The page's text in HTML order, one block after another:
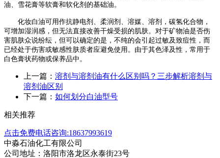
油、雪花膏等软膏和软化剂的基础油。
化妆白油可用作抗静电剂、柔润剂、溶媒、溶剂，碳氢化合物，
可增加湿润感，但无法直接改善干燥受损的肌肤。对于矿物油是否伤
害肌肤众说纷纭，但可以确定的是，不纯的会引起过敏及致痘性，而
已经处于伤害或敏感性肤质者应避免使用。由于其色泽及性，常用于
白色膏状药物或保养品中。
上一篇： 溶剂与溶剂油有什么区别吗？三步解析溶剂与
溶剂油区别
下一篇： 如何划分白油型号
相关推荐
点击免费电话咨询:18637993619
中淼石油化工有限公司
公司地址：洛阳市洛龙区永泰街23号